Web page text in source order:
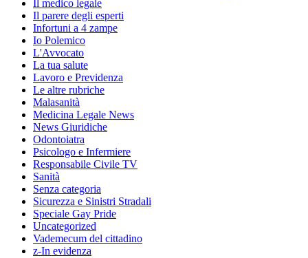
Il medico legale
Il parere degli esperti
Infortuni a 4 zampe
Io Polemico
L'Avvocato
La tua salute
Lavoro e Previdenza
Le altre rubriche
Malasanità
Medicina Legale News
News Giuridiche
Odontoiatra
Psicologo e Infermiere
Responsabile Civile TV
Sanità
Senza categoria
Sicurezza e Sinistri Stradali
Speciale Gay Pride
Uncategorized
Vademecum del cittadino
z-In evidenza